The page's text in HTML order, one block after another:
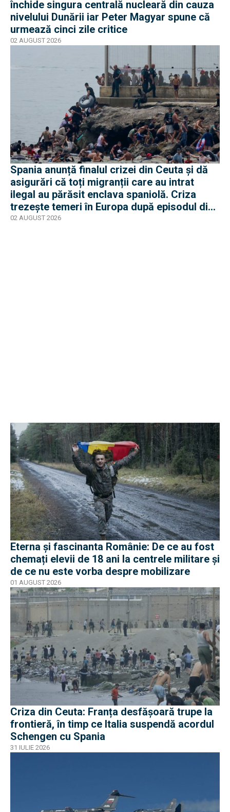
închide singura centrală nucleară din cauza
nivelului Dunării iar Peter Magyar spune că
urmează cinci zile critice
02 AUGUST 2026
Spania anunță finalul crizei din Ceuta și dă
asigurări că toți migranții care au intrat
ilegal au părăsit enclava spaniolă. Criza
trezește temeri în Europa după episodul din
2015
02 AUGUST 2026
Eterna și fascinanta Românie: De ce au fost
chemați elevii de 18 ani la centrele militare și
de ce nu este vorba despre mobilizare
01 AUGUST 2026
Criza din Ceuta: Franța desfășoară trupe la
frontieră, în timp ce Italia suspendă acordul
Schengen cu Spania
31 IULIE 2026